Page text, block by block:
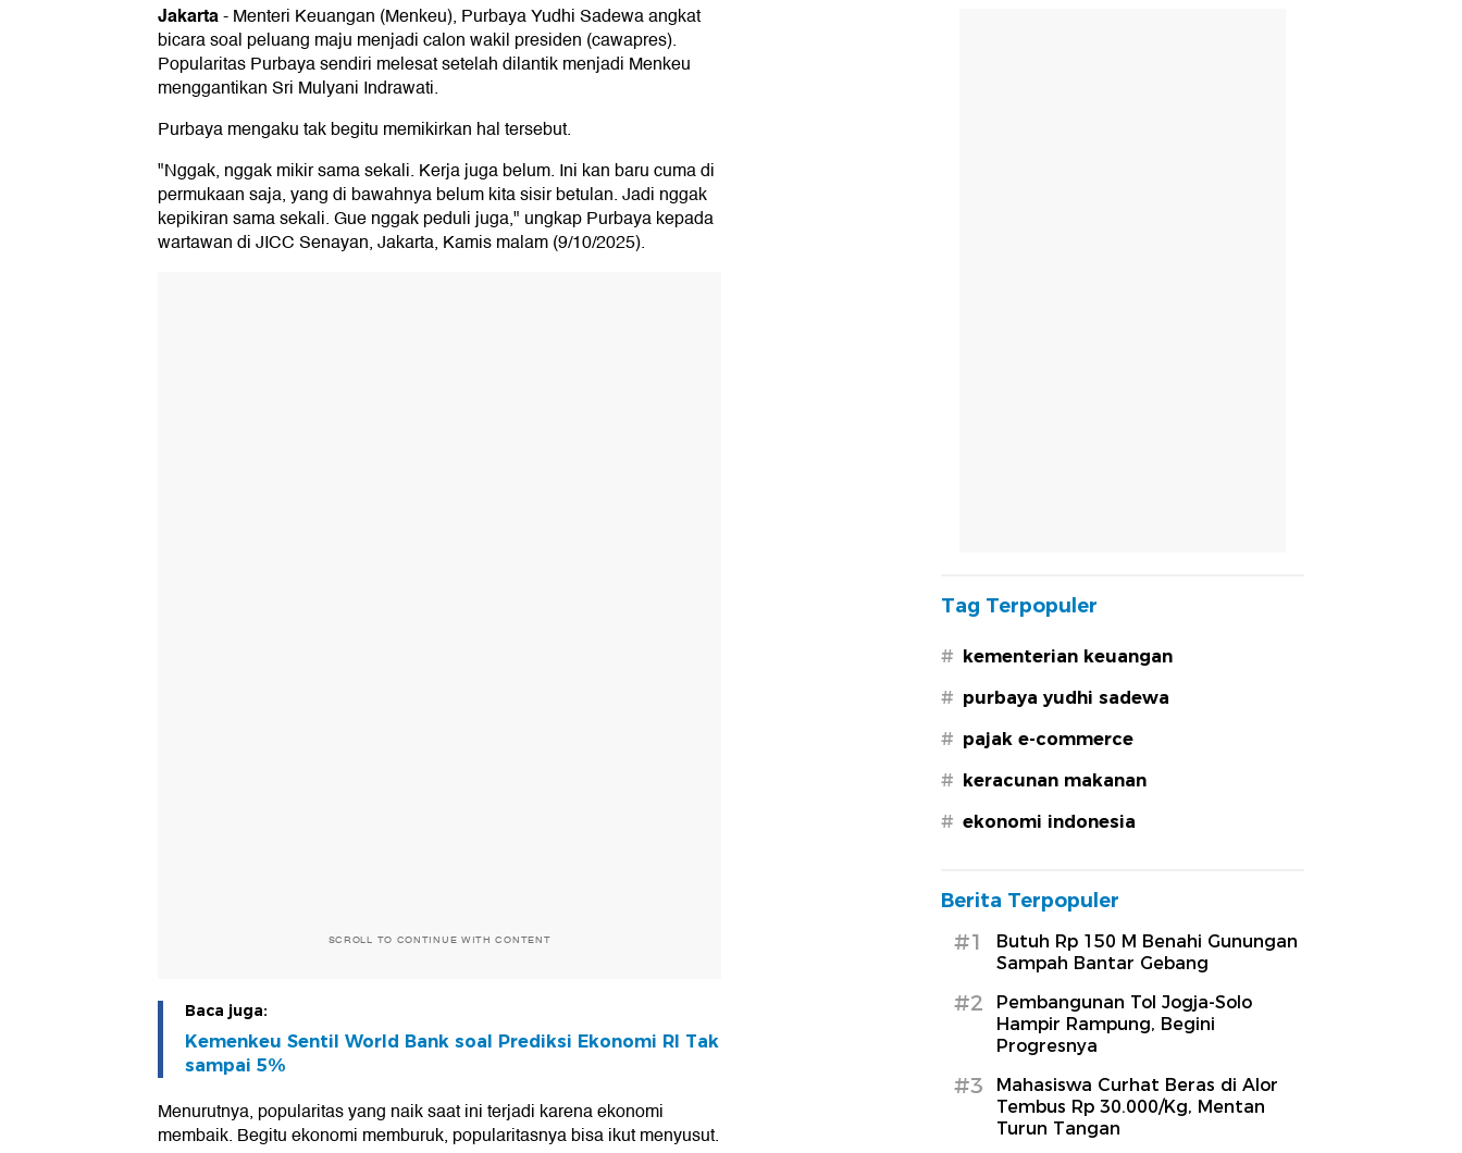
Jakarta-Menteri Keuangan (Menkeu), Purbaya Yudhi Sadewa angkat
bicara soal peluang maju menjadi calon wakil presiden (cawapres).
Popularitas Purbaya sendiri melesat setelah dilantik menjadi Menkeu
menggantikan Sri Mulyani Indrawati.
Purbaya mengaku tak begitu memikirkan hal tersebut.
"Nggak, nggak mikir sama sekali. Kerja juga belum. Ini kan baru cuma di
permukaan saja, yang di bawahnya belum kita sisir betulan. Jadi nggak
kepikiran sama sekali. Gue nggak peduli juga," ungkap Purbaya kepada
wartawan di JICC Senayan, Jakarta, Kamis malam (9/10/2025).
SCROLL TO CONTINUE WITH CONTENT
Baca juga:
Kemenkeu Sentil World Bank soal Prediksi Ekonomi RI Tak
sampai 5%
Menurutnya, popularitas yang naik saat ini terjadi karena ekonomi
membaik. Begitu ekonomi memburuk, popularitasnya bisa ikut menyusut.
Tag Terpopuler
# kementerian keuangan
# purbaya yudhi sadewa
# pajak e-commerce
# keracunan makanan
# ekonomi indonesia
Berita Terpopuler
#1
Butuh Rp 150 M Benahi Gunungan
Sampah Bantar Gebang
#2
Pembangunan Tol Jogja-Solo
Hampir Rampung, Begini
Progresnya
#3
Mahasiswa Curhat Beras di Alor
Tembus Rp 30.000/Kg, Mentan
Turun Tangan